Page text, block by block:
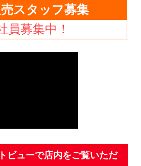
スタッフ募集
員募集中！
ビューで店内をご覧いただ